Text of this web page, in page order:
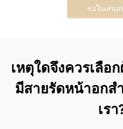
ขอใบเสนอ
เหตุใดจึงควรเลือ
มีสายรัดหน้าอกส
เรา